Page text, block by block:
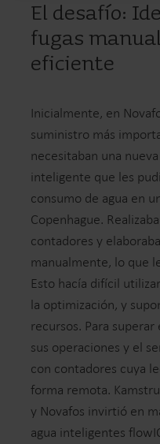
El desafío:
fugas
eficiente
Inicialmente, en
suministro más
necesitaban una
inteligente que les
consumo de agua en
Copenhague.
contadores y
manualmente, lo que
Esto hacía difícil
la optimización, y
recursos. Para
sus operaciones y el
con contadores cuya
forma remota.
y Novafos invirtió en
agua inteligentes